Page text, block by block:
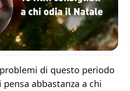
di questo periodo
abbastanza a chi